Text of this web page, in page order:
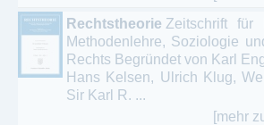
Rechtstheorie Zeitschrift für
Methodenlehre, Soziologie
Rechts Begründet von Karl
Hans Kelsen, Ulrich Klug,
Sir Karl R. ...
[mehr